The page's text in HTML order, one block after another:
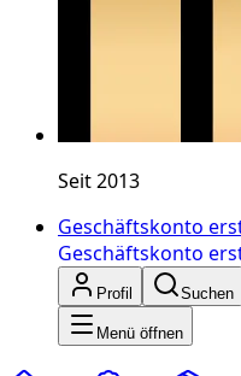
Seit 2013
Geschäftskonto
Geschäftskonto
Profil Suchen
Menü öffnen